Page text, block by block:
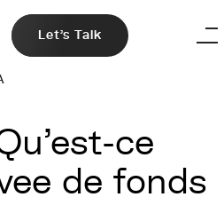
Let's Talk
ce
de fonds